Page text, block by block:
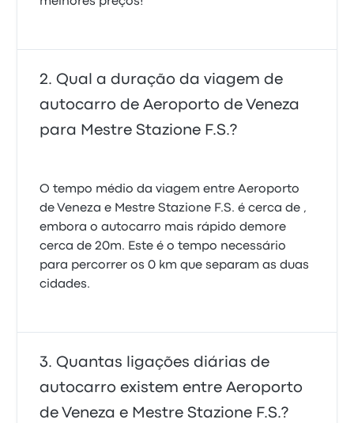
Qual a duração da viagem de
autocarro de Aeroporto de Veneza
para Mestre Stazione F.S.?
O tempo médio da viagem entre Aeroporto
de Veneza e Mestre Stazione F.S. é cerca de ,
embora o autocarro mais rápido demore
cerca de 20m. Este é o tempo necessário
para percorrer os 0 km que separam as duas
cidades.
Quantas ligações diárias de
autocarro existem entre Aeroporto
de Veneza e Mestre Stazione F.S.?